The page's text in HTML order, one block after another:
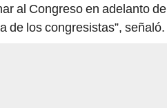
al Congreso en adelanto de
de los congresistas”, señaló.